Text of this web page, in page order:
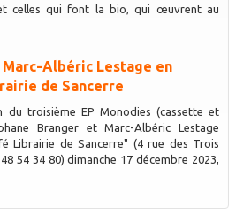
celles qui font la bio, qui œuvrent au
Albéric Lestage en
de Sancerre
du troisième EP Monodies (cassette et
Branger et Marc-Albéric Lestage
Librairie de Sancerre" (4 rue des Trois
54 34 80) dimanche 17 décembre 2023,